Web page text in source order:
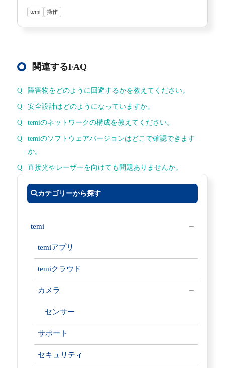
temi 操作
関連するFAQ
障害物をどのように回避するかを教えてください。
安全設計はどのようになっていますか。
temiのネットワークの構成を教えてください。
temiのソフトウェアバージョンはどこで確認できます
か。
直接光やレーザーを向けても問題ありませんか。
カテゴリーから探す
temi
temiアプリ
temiクラウド
カメラ
センサー
サポート
セキュリティ